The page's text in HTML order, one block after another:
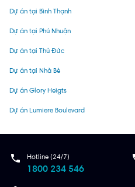
Dự án tại Bình Thạnh
Dự án tại Phú Nhuận
Dự án tại Thủ Đức
Dự án tại Nhà Bè
Dự án Glory Heigts
Dự án Lumiere Boulevard
Hotline (24/7)
1800 234 546